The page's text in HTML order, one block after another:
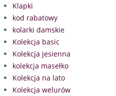
Klapki
kod rabatowy
kolarki damskie
Kolekcja basic
Kolekcja jesienna
kolekcja masełko
Kolekcja na lato
Kolekcja welurów